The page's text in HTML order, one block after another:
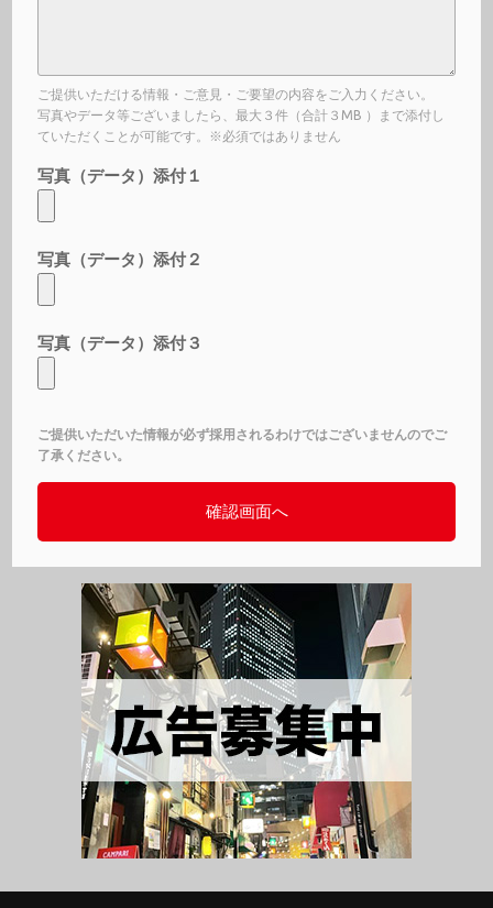
ご提供いただける情報・ご意見・ご要望の内容をご入力ください。
写真やデータ等ございましたら、最大３件（合計３MB ）まで添付し
ていただくことが可能です。※必須ではありません
写真（データ）添付１
写真（データ）添付２
写真（データ）添付３
ご提供いただいた情報が必ず採用されるわけではございませんのでご
了承ください。